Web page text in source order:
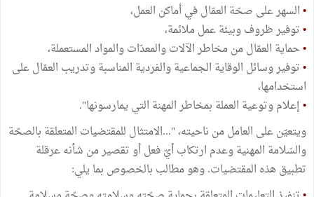
•السهر على صحّة العمّال في أماكن العمل،
•توفير ظروف وبيئة عمل ملائمة،
•حماية العمّال من مخاطر الآلات والمعدّات والمواد المستعملة،
•توفير وسائل الوقاية الجماعية والفردية المناسبة وتدريب العمّال على
استخدامها،
•إعلام وتوعية العملة بمخاطر المهنة التي يمارسونها".
ويتعيّن على العامل من ناحيته، "...الامتثال للمقتضيات المتعلقة بالصحّة
والسّلامة المهنية وعدم ارتكاب أيّ فعل أو تقصير من شأنه عرقلة
تطبيق هذه المقتضيات. وهو مطالب بالخصوص بما يلي: